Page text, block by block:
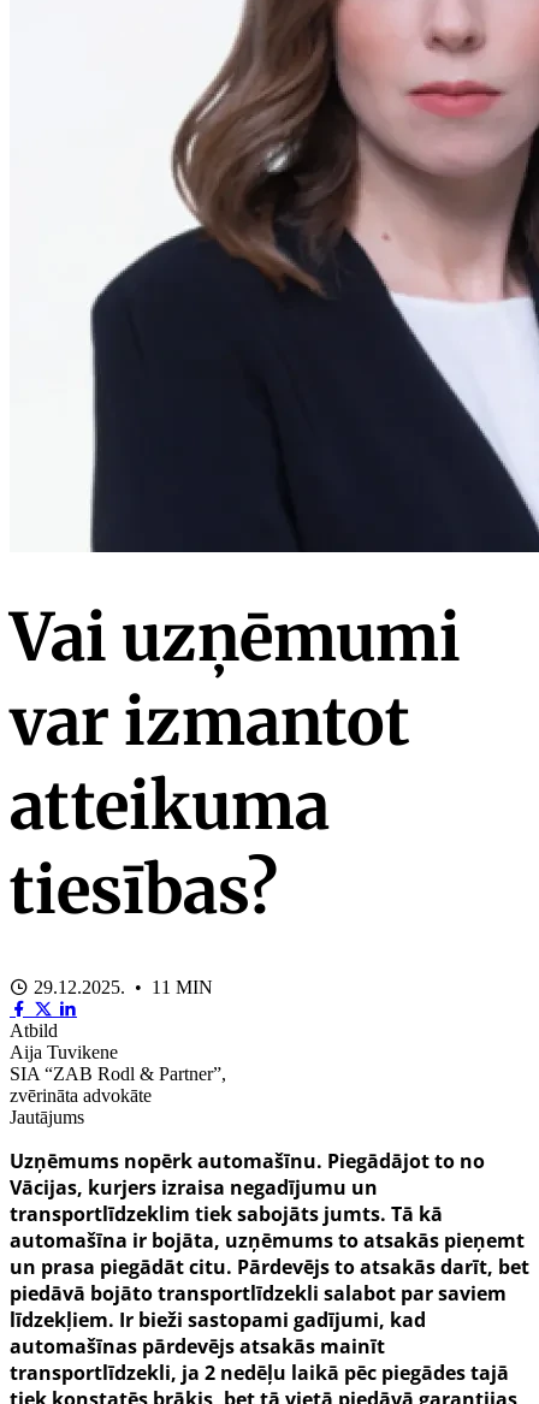
Vai uzņēmumi
var izmantot
atteikuma
tiesības?
29.12.2025. • 11 MIN
Atbild
Aija Tuvikene
SIA “ZAB Rodl & Partner”,
zvērināta advokāte
Jautājums
Uzņēmums nopērk automašīnu. Piegādājot to no
Vācijas, kurjers izraisa negadījumu un
transportlīdzeklim tiek sabojāts jumts. Tā kā
automašīna ir bojāta, uzņēmums to atsakās pieņemt
un prasa piegādāt citu. Pārdevējs to atsakās darīt, bet
piedāvā bojāto transportlīdzekli salabot par saviem
līdzekļiem. Ir bieži sastopami gadījumi, kad
automašīnas pārdevējs atsakās mainīt
transportlīdzekli, ja 2 nedēļu laikā pēc piegādes tajā